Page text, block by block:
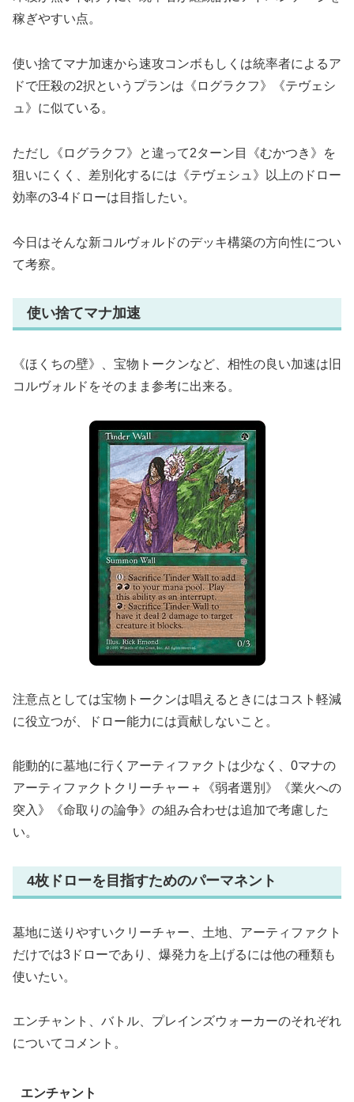
稼ぎやすい点。
使い捨てマナ加速から速攻コンボもしくは統率者によるア
ドで圧殺の2択というプランは《ログラクフ》《テヴェシ
ュ》に似ている。
ただし《ログラクフ》と違って2ターン目《むかつき》を
狙いにくく、差別化するには《テヴェシュ》以上のドロー
効率の3-4ドローは目指したい。
今日はそんな新コルヴォルドのデッキ構築の方向性につい
て考察。
使い捨てマナ加速
《ほくちの壁》、宝物トークンなど、相性の良い加速は旧
コルヴォルドをそのまま参考に出来る。
注意点としては宝物トークンは唱えるときにはコスト軽減
に役立つが、ドロー能力には貢献しないこと。
能動的に墓地に行くアーティファクトは少なく、0マナの
アーティファクトクリーチャー＋《弱者選別》《業火への
突入》《命取りの論争》の組み合わせは追加で考慮した
い。
4枚ドローを目指すためのパーマネント
墓地に送りやすいクリーチャー、土地、アーティファクト
だけでは3ドローであり、爆発力を上げるには他の種類も
使いたい。
エンチャント、バトル、プレインズウォーカーのそれぞれ
についてコメント。
エンチャント